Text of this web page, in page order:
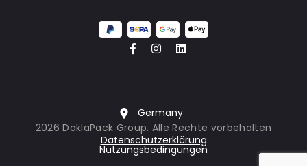
Germany
2026 DaklaPack Group. Alle Rechte vorbehalten
Datenschutzerklärung
Nutzungsbedingungen